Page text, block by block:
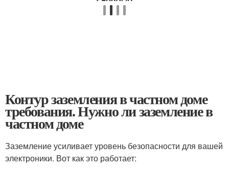
Контур заземления в частном доме
требования. Нужно ли заземление в
частном доме
Заземление усиливает уровень безопасности для вашей
электроники. Вот как это работает: